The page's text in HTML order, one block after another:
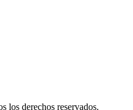
los derechos reservados.